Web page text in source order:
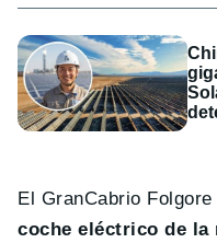
El GranCabrio
coche eléctrico de la